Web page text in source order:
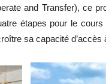
and Transfer), ce
étapes pour le
sa capacité d’accès